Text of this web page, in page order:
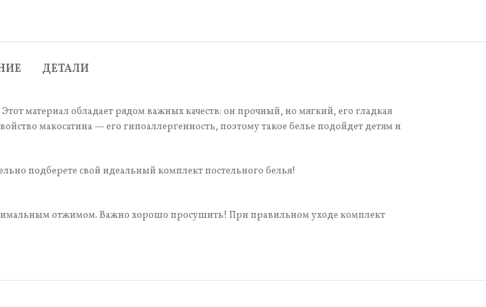
ДЕТАЛИ
материал обладает рядом важных качеств: он прочный, но мягкий, его гладкая
макосатина — его гипоаллергенность, поэтому такое белье подойдет детям и
подберете свой идеальный комплект постельного белья!
отжимом. Важно хорошо просушить! При правильном уходе комплект